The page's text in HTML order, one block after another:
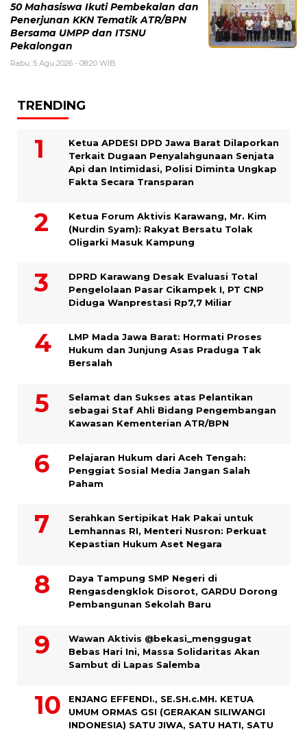
50 Mahasiswa Ikuti Pembekalan dan
Penerjunan KKN Tematik ATR/BPN
Bersama UMPP dan ITSNU
Pekalongan
Rabu, 5 Agu 2026 - 08:20 WIB
TRENDING
Ketua APDESI DPD Jawa Barat Dilaporkan
Terkait Dugaan Penyalahgunaan Senjata
Api dan Intimidasi, Polisi Diminta Ungkap
Fakta Secara Transparan
Ketua Forum Aktivis Karawang, Mr. Kim
(Nurdin Syam): Rakyat Bersatu Tolak
Oligarki Masuk Kampung
DPRD Karawang Desak Evaluasi Total
Pengelolaan Pasar Cikampek I, PT CNP
Diduga Wanprestasi Rp7,7 Miliar
LMP Mada Jawa Barat: Hormati Proses
Hukum dan Junjung Asas Praduga Tak
Bersalah
Selamat dan Sukses atas Pelantikan
sebagai Staf Ahli Bidang Pengembangan
Kawasan Kementerian ATR/BPN
Pelajaran Hukum dari Aceh Tengah:
Penggiat Sosial Media Jangan Salah
Paham
Serahkan Sertipikat Hak Pakai untuk
Lemhannas RI, Menteri Nusron: Perkuat
Kepastian Hukum Aset Negara
Daya Tampung SMP Negeri di
Rengasdengklok Disorot, GARDU Dorong
Pembangunan Sekolah Baru
Wawan Aktivis @bekasi_menggugat
Bebas Hari Ini, Massa Solidaritas Akan
Sambut di Lapas Salemba
ENJANG EFFENDI., SE.SH.c.MH. KETUA
UMUM ORMAS GSI (GERAKAN SILIWANGI
INDONESIA) SATU JIWA, SATU HATI, SATU